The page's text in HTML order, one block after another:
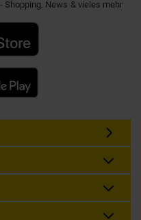
Shopping, News & vieles mehr